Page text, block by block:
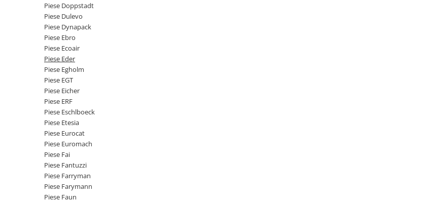
Potentiometre
Senzori de unghi
Bobina solenoid
Bobina 24V
Senzor presiune ulei
Senzori temperatura ulei
Senzori suprasarcina
Senzori proximitate
Senzori de viteza
Senzori stabilizare
Senzori de viraj
Senzori de inclinatie
Senzor temperatura apa
Burduf pentru intrerupator
Contact 2 pozitii
Piese Goldoni
Piese Furukawa
Piese Ferrari
Piese Dynapack
Piese Compair
Piese Cesab
Piese Case Construction
Piese Case Poclain
Piese Bomag
Piese Bobard
Piese Barthoud
Piese Doppstadt
Piese Dulevo
Piese Dynapack
Piese Ebro
Piese Ecoair
Piese Eder
Piese Egholm
Piese EGT
Piese Eicher
Piese ERF
Piese Eschlboeck
Piese Etesia
Piese Eurocat
Piese Euromach
Piese Fai
Piese Fantuzzi
Piese Farryman
Piese Farymann
Piese Faun